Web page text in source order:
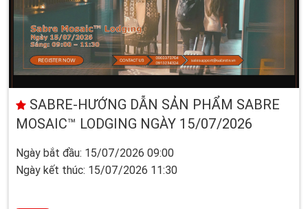
SABRE-HƯỚNG DẪN SẢN PHẨM SABRE
MOSAIC™ LODGING NGÀY 15/07/2026
Ngày bắt đầu: 15/07/2026 09:00
Ngày kết thúc: 15/07/2026 11:30